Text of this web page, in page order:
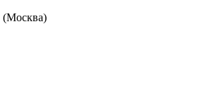
(Москва)